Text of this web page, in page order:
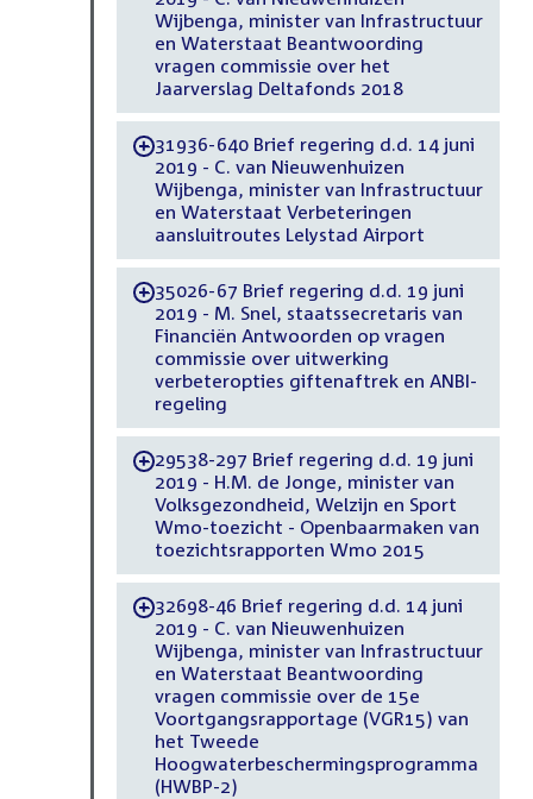
Wijbenga, minister van Infrastructuur
en Waterstaat Beantwoording
vragen commissie over het
Jaarverslag Deltafonds 2018
-31936-640 Brief regering d.d. 14 juni
2019 - C. van Nieuwenhuizen
Wijbenga, minister van Infrastructuur
en Waterstaat Verbeteringen
aansluitroutes Lelystad Airport
-35026-67 Brief regering d.d. 19 juni
2019 - M. Snel, staatssecretaris van
Financiën Antwoorden op vragen
commissie over uitwerking
verbeteropties giftenaftrek en ANBI-
regeling
-29538-297 Brief regering d.d. 19 juni
2019 - H.M. de Jonge, minister van
Volksgezondheid, Welzijn en Sport
Wmo-toezicht - Openbaarmaken van
toezichtsrapporten Wmo 2015
-32698-46 Brief regering d.d. 14 juni
2019 - C. van Nieuwenhuizen
Wijbenga, minister van Infrastructuur
en Waterstaat Beantwoording
vragen commissie over de 15e
Voortgangsrapportage (VGR15) van
het Tweede
Hoogwaterbeschermingsprogramma
(HWBP-2)